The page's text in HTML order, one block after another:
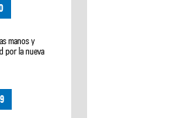
manos y
por la nueva